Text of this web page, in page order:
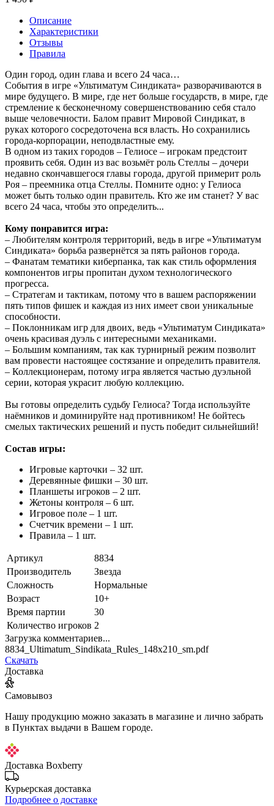
Описание
Характеристики
Отзывы
Правила
Один город, один глава и всего 24 часа…
События в игре «Ультиматум Синдиката» разворачиваются в
мире будущего. В мире, где нет больше государств, в мире, где
стремление к бесконечному совершенствованию себя стало
выше человечности. Балом правит Мировой Синдикат, в
руках которого сосредоточена вся власть. Но сохранились
города-корпорации, неподвластные ему.
В одном из таких городов – Гелиосе – игрокам предстоит
проявить себя. Один из вас возьмёт роль Стеллы – дочери
недавно скончавшегося главы города, другой примерит роль
Роя – преемника отца Стеллы. Помните одно: у Гелиоса
может быть только один правитель. Кто же им станет? У вас
всего 24 часа, чтобы это определить...
Кому понравится игра:
– Любителям контроля территорий, ведь в игре «Ультиматум
Синдиката» борьба развернётся за пять районов города.
– Фанатам тематики киберпанка, так как стиль оформления
компонентов игры пропитан духом технологического
прогресса.
– Стратегам и тактикам, потому что в вашем распоряжении
пять типов фишек и каждая из них имеет свои уникальные
способности.
– Поклонникам игр для двоих, ведь «Ультиматум Синдиката»
очень красивая дуэль с интересными механиками.
– Большим компаниям, так как турнирный режим позволит
вам провести настоящее состязание и определить правителя.
– Коллекционерам, потому игра является частью дуэльной
серии, которая украсит любую коллекцию.
Вы готовы определить судьбу Гелиоса? Тогда используйте
наёмников и доминируйте над противником! Не бойтесь
смелых тактических решений и пусть победит сильнейший!
Состав игры:
Игровые карточки – 32 шт.
Деревянные фишки – 30 шт.
Планшеты игроков – 2 шт.
Жетоны контроля – 6 шт.
Игровое поле – 1 шт.
Счетчик времени – 1 шт.
Правила – 1 шт.
Артикул
8834
Производитель
Звезда
Сложность
Нормальные
Возраст
10+
Время партии
30
Количество игроков 2
Загрузка комментариев...
8834_Ultimatum_Sindikata_Rules_148x210_sm.pdf
Скачать
Доставка
Самовывоз
Нашу продукцию можно заказать в магазине и лично забрать
в Пунктах выдачи в Вашем городе.
Доставка Boxberry
Курьерская доставка
Подробнее о доставке